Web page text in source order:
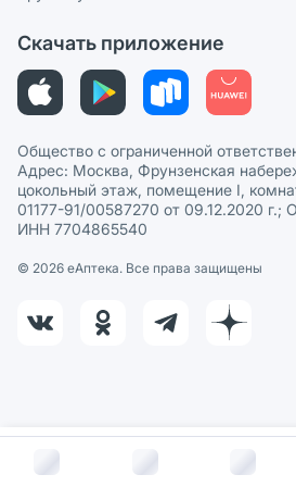
В корзину за
Политика в отношении обработки
Скачать приложение
Общество с ограниченной
Адрес: Москва, Фрунзенская
цокольный этаж, помещение I,
01177-91/00587270 от 09.12.2020 г.;
ИНН 7704865540
© 2026 eАптека. Все права защищены